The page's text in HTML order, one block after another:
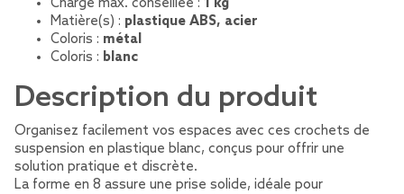
Charge max. conseillée : 1 kg
Matière(s) : plastique ABS, acier
Coloris : métal
Coloris : blanc
Description du produit
Organisez facilement vos espaces avec ces crochets de
suspension en plastique blanc, conçus pour offrir une
solution pratique et discrète.
La forme en 8 assure une prise solide, idéale pour